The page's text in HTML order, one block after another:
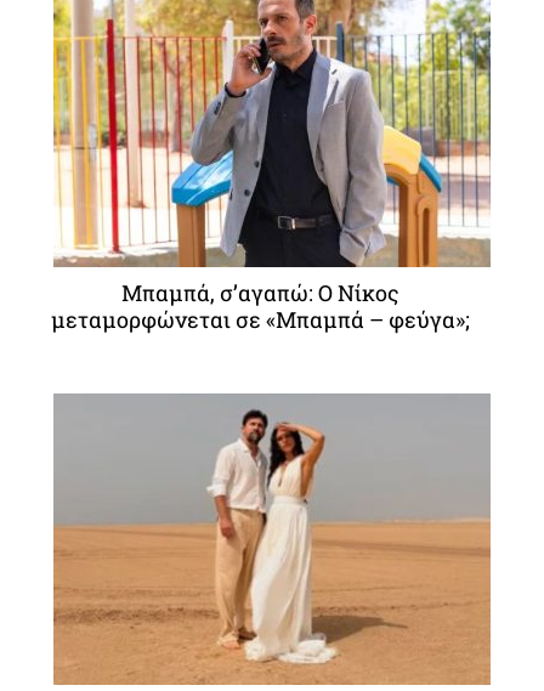
Μπαμπά, σ’αγαπώ: O Νίκος
μεταμορφώνεται σε «Μπαμπά – φεύγα»;